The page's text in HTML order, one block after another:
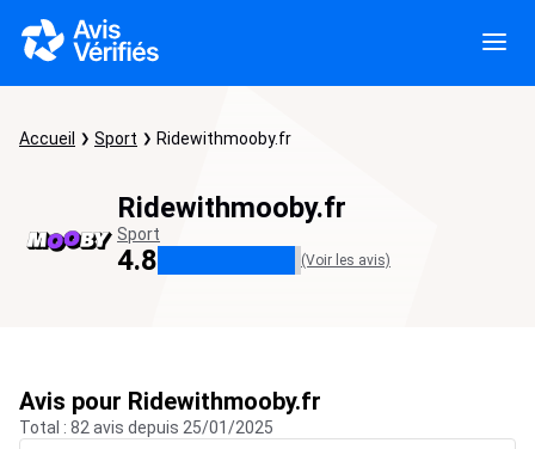
Accueil Sport Ridewithmooby.fr
Ridewithmooby.fr
Sport
4.8 (Voir les avis)
Avis pour Ridewithmooby.fr
Total : 82 avis depuis 25/01/2025